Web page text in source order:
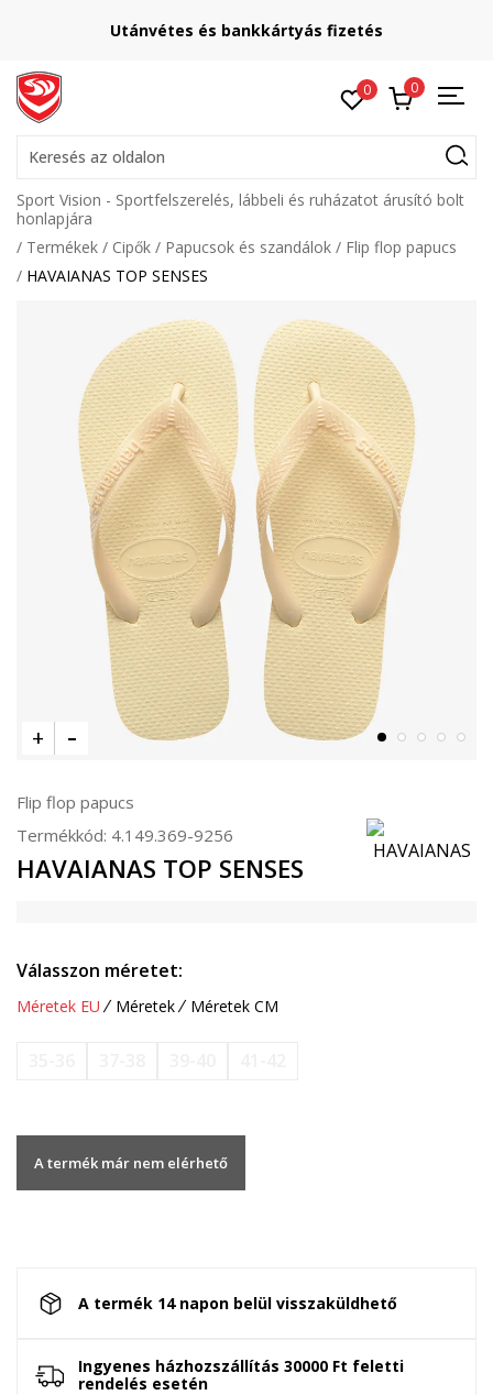
Utánvétes és bankkártyás fizetés
0 0
Keresés az oldalon
Sport Vision - Sportfelszerelés, lábbeli és ruházatot árusító bolt
honlapjára
Termékek
Cipők Papucsok és szandálok
Flip flop papucs
HAVAIANAS TOP SENSES
Flip flop papucs
Termékkód: 4.149.369-9256
HAVAIANAS TOP SENSES
Válasszon méretet:
Méretek EU Méretek Méretek CM
A termék már nem elérhető
A termék 14 napon belül visszaküldhető
Ingyenes házhozszállítás 30000 Ft feletti
rendelés esetén